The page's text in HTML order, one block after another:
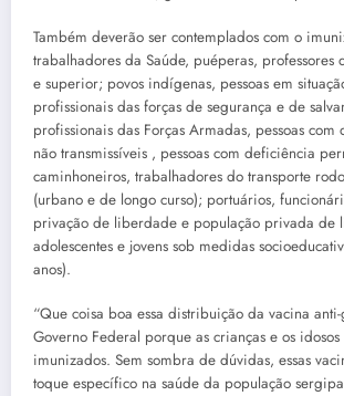
Também deverão ser contemplados com o
trabalhadores da Saúde, puéperas, professores
e superior; povos indígenas, pessoas em
profissionais das forças de segurança e de
profissionais das Forças Armadas, pessoas com
não transmissíveis , pessoas com deficiência
caminhoneiros, trabalhadores do transporte
(urbano e de longo curso); portuários,
privação de liberdade e população privada de
adolescentes e jovens sob medidas
anos).
“Que coisa boa essa distribuição da vacina
Governo Federal porque as crianças e os
imunizados. Sem sombra de dúvidas, essas
toque específico na saúde da população